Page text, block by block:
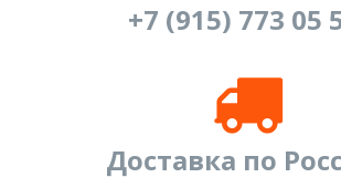
+7 (915) 773 05
Доставка по